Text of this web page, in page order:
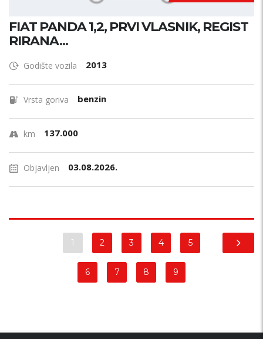
FIAT PANDA 1,2, PRVI VLASNIK, REGIST
RIRANA...
Godište vozila 2013
Vrsta goriva benzin
km 137.000
Objavljen 03.08.2026.
1 2 3 4 5
6 7 8 9